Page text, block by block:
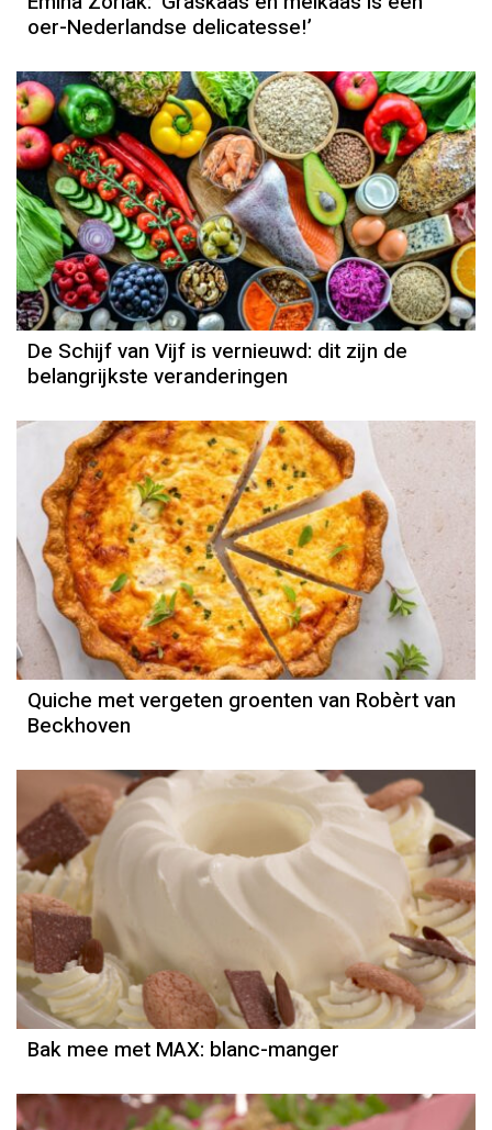
oer-Nederlandse delicatesse!’
De Schijf van Vijf is vernieuwd: dit zijn de
belangrijkste veranderingen
Quiche met vergeten groenten van Robèrt van
Beckhoven
Bak mee met MAX: blanc-manger